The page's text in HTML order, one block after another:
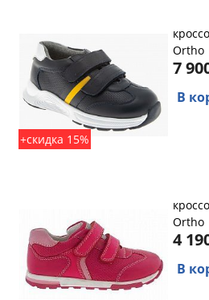
+скидка 15%
Ortho
7
В
Ortho
4
В